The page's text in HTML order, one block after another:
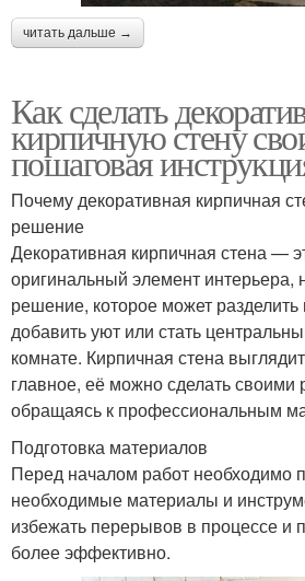
читать дальше →
Как сделать
кирпичную стену
пошаговая
Почему декоративная кирпичная
решение
Декоративная кирпичная стена —
оригинальный элемент интерьера,
решение, которое может разделить
добавить уют или стать
комнате. Кирпичная стена
главное, её можно сделать своими
обращаясь к профессиональным
Подготовка материалов
Перед началом работ необходимо
необходимые материалы и
избежать перерывов в процессе и
более эффективно.